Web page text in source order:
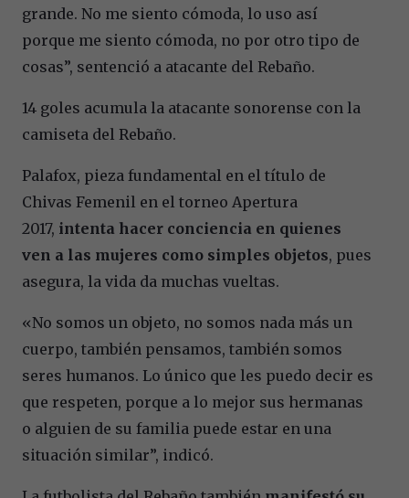
grande. No me siento cómoda, lo uso así
porque me siento cómoda, no por otro tipo de
cosas”, sentenció a atacante del Rebaño.
14 goles acumula la atacante sonorense con la
camiseta del Rebaño.
Palafox, pieza fundamental en el título de
Chivas Femenil en el torneo Apertura
2017, intenta hacer conciencia en quienes
ven a las mujeres como simples objetos, pues
asegura, la vida da muchas vueltas.
«No somos un objeto, no somos nada más un
cuerpo, también pensamos, también somos
seres humanos. Lo único que les puedo decir es
que respeten, porque a lo mejor sus hermanas
o alguien de su familia puede estar en una
situación similar”, indicó.